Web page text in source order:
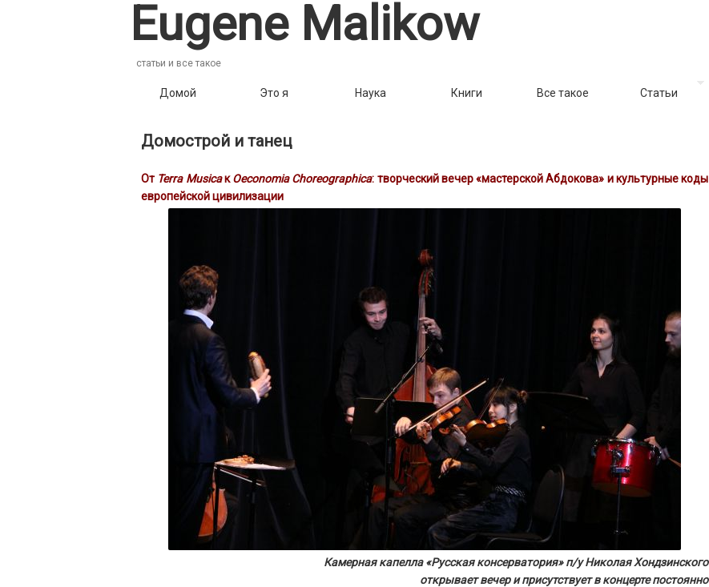
Домой Это я Наука Книги Все такое Статьи
Eugene Malikow
статьи и все такое
Домострой и танец
От Terra MusicaкOeconomia Choreographica: творческий вечер «мастерской Абдокова» и культурные коды
европейской цивилизации
Камерная капелла «Русская консерватория» п/у Николая Хондзинского
открывает вечер и присутствует в концерте постоянно